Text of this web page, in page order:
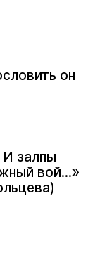
он
залпы
вой...»